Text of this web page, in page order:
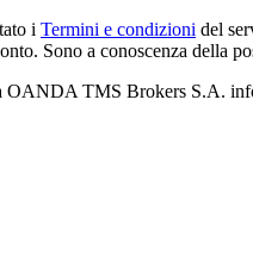
i Termini e condizioni del
Sono a conoscenza della
OANDA TMS Brokers S.A.